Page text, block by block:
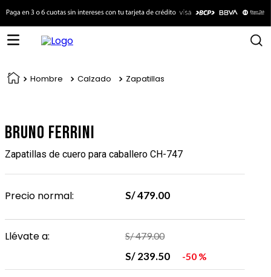
Hombre Calzado Zapatillas
Bruno Ferrini
Zapatillas de cuero para caballero CH-747
Precio normal: S/479.00
Llévate a: S/479.00
S/ 239.50 50 %